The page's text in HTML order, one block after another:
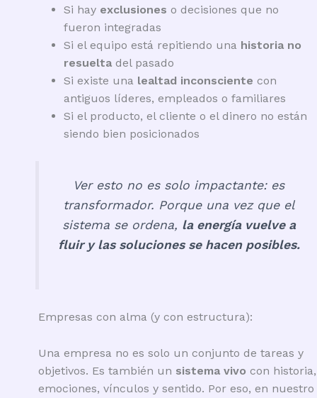
Si hay exclusiones o decisiones que no
fueron integradas
Si el equipo está repitiendo una historia no
resuelta del pasado
Si existe una lealtad inconsciente con
antiguos líderes, empleados o familiares
Si el producto, el cliente o el dinero no están
siendo bien posicionados
Ver esto no es solo impactante: es
transformador. Porque una vez que el
sistema se ordena, la energía vuelve a
fluir y las soluciones se hacen posibles.
Empresas con alma (y con estructura):
Una empresa no es solo un conjunto de tareas y
objetivos. Es también un sistema vivo con historia,
emociones, vínculos y sentido. Por eso, en nuestro